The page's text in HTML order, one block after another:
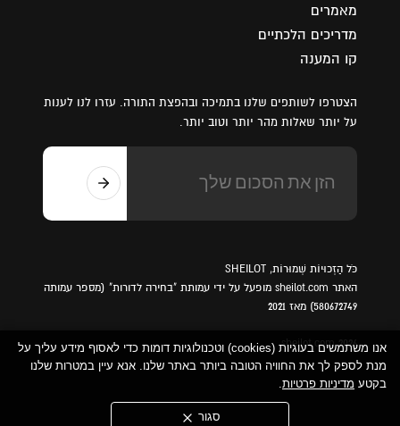
מאמרים
מדריכים הלכתיים
קו המענה
הצטרפו לשותפים שלנו בתמיכה ובהפצת התורה. עזרו לנו לענות
על יותר שאלות מהר יותר וטוב יותר.
כֹּל הַזְכוּיוֹת שְׁמוּרוֹת, SHEILOT
האתר sheilot.com מופעל על ידי עמותת "בחירה לדורות" (מספר עמותה
580672749) מאז 2021
sheilot.com 2026
אנו משתמשים בעוגיות (cookies) וטכנולוגיות דומות כדי לאסוף מידע עליך על
מנת לספק לך את החוויה הטובה ביותר באתר שלנו. אנא עיין במטרות שלנו
בקטע מדיניות פרטיות.
סגור